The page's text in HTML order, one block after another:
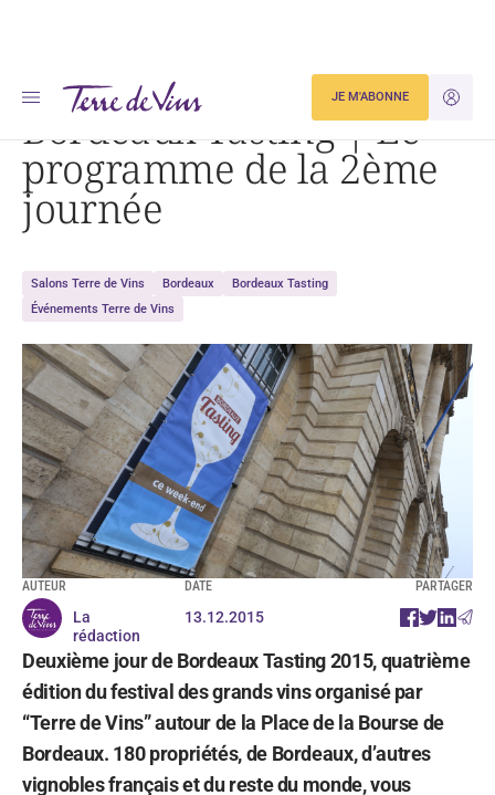
JE
JE M'ABONNE
Accueil Bordeaux Tasting | Le programme de la 2ème journée
Bordeaux Tasting | Le
programme de la 2ème
journée
Salons Terre de Vins Bordeaux
Bordeaux Tasting
Événements Terre de Vins
AUTEUR
La
rédaction
DATE
13.12.2015
PARTAGER
Deuxième jour de Bordeaux Tasting 2015, quatrième
édition du festival des grands vins organisé par
“Terre de Vins” autour de la Place de la Bourse de
Bordeaux. 180 propriétés, de Bordeaux, d’autres
vignobles français et du reste du monde, vous